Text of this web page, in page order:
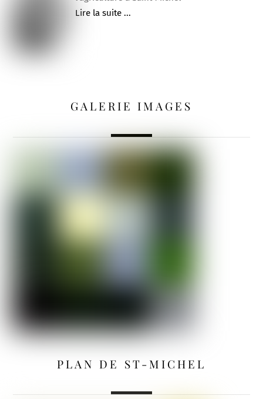
Lire la suite ...
GALERIE IMAGES
PLAN DE ST-MICHEL